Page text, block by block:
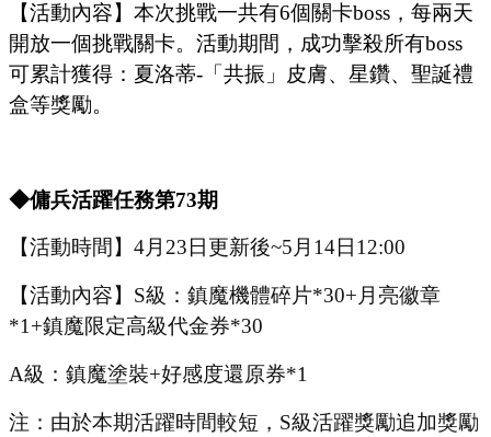
【活動內容】 本次挑戰一共有6個關卡boss，每兩天
開放一個挑戰關卡。活動期間，成功擊殺所有boss
可累計獲得：夏洛蒂-「共振」皮膚、星鑽、聖誕禮
盒等獎勵。
◆傭兵活躍任務第73期
【活動時間】 4月 23 日更新後~5月 14日 12:00
【活動內容】 S級：鎮魔機體碎片*30+月亮徽章
*1+鎮魔限定高級代金券*30
A級：鎮魔塗裝+好感度還原券*1
注：由於本期活躍時間較短， S級活躍獎勵追加獎勵